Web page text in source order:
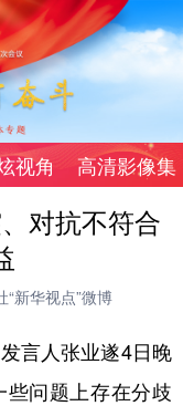
视角 高清影像集
对抗不符合
“新华视点”微博
言人张业遂4日晚
问题上存在分歧